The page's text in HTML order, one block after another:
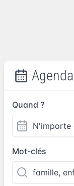
Agenda
Quand ?
Mot-clés